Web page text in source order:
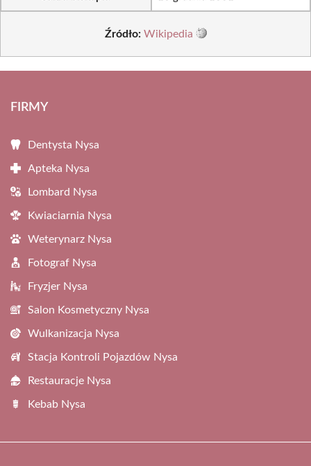
Źródło: Wikipedia
FIRMY
Dentysta Nysa
Apteka Nysa
Lombard Nysa
Kwiaciarnia Nysa
Weterynarz Nysa
Fotograf Nysa
Fryzjer Nysa
Salon Kosmetyczny Nysa
Wulkanizacja Nysa
Stacja Kontroli Pojazdów Nysa
Restauracje Nysa
Kebab Nysa